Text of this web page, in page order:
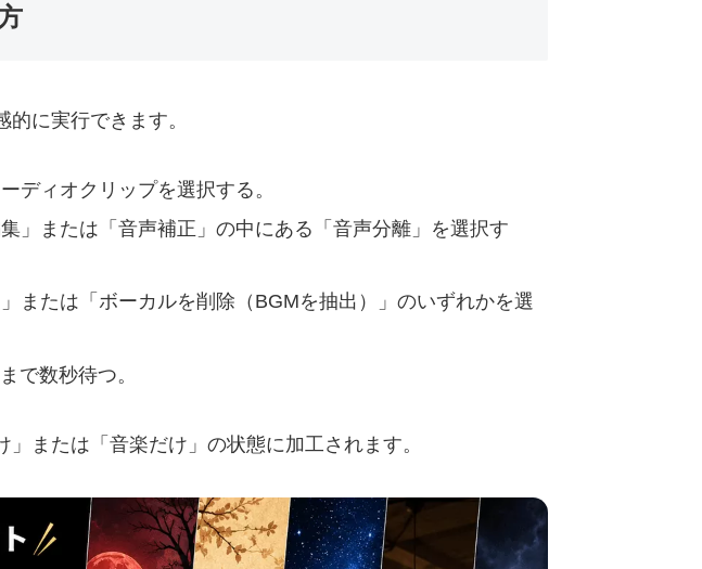
に実行できます。
ディオクリップを選択する。
」または「音声補正」の中にある「音声分離」を選択す
または「ボーカルを削除（BGMを抽出）」のいずれかを選
で数秒待つ。
または「音楽だけ」の状態に加工されます。